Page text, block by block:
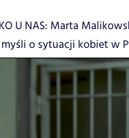
U NAS: Marta
o sytuacji kobiet w